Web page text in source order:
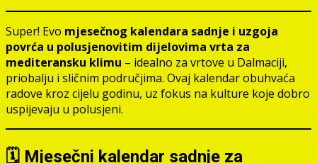
Super! Evo mjesečnog kalendara sadnje i uzgoja
povrća u polusjenovitim dijelovima vrta za
mediteransku klimu – idealno za vrtove u Dalmaciji,
priobalju i sličnim područjima. Ovaj kalendar obuhvaća
radove kroz cijelu godinu, uz fokus na kulture koje dobro
uspijevaju u polusjeni.
🗓️ Mjesečni kalendar sadnje za